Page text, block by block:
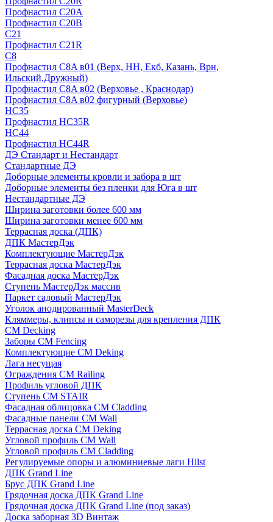
Профнастил С20А
Профнастил С20В
C21
Профнастил С21R
C8
Профнастил С8A в01 (Верх, НН, Екб, Казань, Врн,
Ильский,Дружный)
Профнастил С8A в02 (Верховье , Краснодар)
Профнастил С8A в02 фигурный (Верховье)
HС35
Профнастил HC35R
НС44
Профнастил НС44R
ДЭ Стандарт и Нестандарт
Стандартные ДЭ
Доборные элементы кровли и забора в шт
Доборные элементы без пленки для Юга в шт
Нестандартные ДЭ
Ширина заготовки более 600 мм
Ширина заготовки менее 600 мм
Террасная доска (ДПК)
ДПК МастерДэк
Комплектующие МастерДэк
Террасная доска МастерДэк
Фасадная доска МастерДэк
Ступень МастерДэк массив
Паркет садовый МастерДэк
Уголок анодированный MasterDeck
Кляммеры, клипсы и саморезы для крепления ДПК
CM Decking
Заборы CM Fencing
Комплектующие CM Deking
Лага несущая
Ограждения CM Railing
Профиль угловой ДПК
Ступень CM STAIR
Фасадная облицовка CM Cladding
Фасадные панели CM Wall
Террасная доска CM Deking
Угловой профиль CM Wall
Угловой профиль CM Cladding
Регулируемые опоры и алюминиевые лаги Hilst
ДПК Grand Line
Брус ДПК Grand Line
Грядочная доска ДПК Grand Line
Грядочная доска ДПК Grand Line (под заказ)
Доска заборная 3D Винтаж